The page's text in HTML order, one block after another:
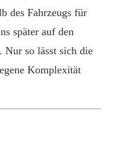
des Fahrzeugs für
später auf den
so lässt sich die
Komplexität